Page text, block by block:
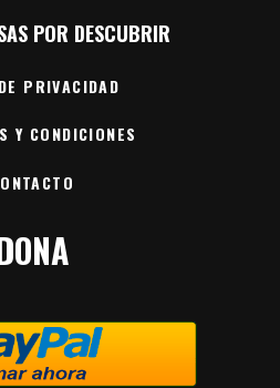
POR DESCUBRIR
PRIVACIDAD
Y CONDICIONES